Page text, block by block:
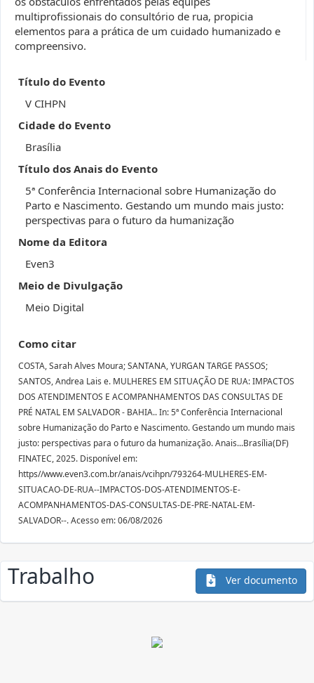
multiprofissionais do consultório de rua, propicia
elementos para a prática de um cuidado humanizado e
compreensivo.
Título do Evento
V CIHPN
Cidade do Evento
Brasília
Título dos Anais do Evento
5ª Conferência Internacional sobre Humanização do
Parto e Nascimento. Gestando um mundo mais justo:
perspectivas para o futuro da humanização
Nome da Editora
Even3
Meio de Divulgação
Meio Digital
Como citar
COSTA, Sarah Alves Moura; SANTANA, YURGAN TARGE PASSOS;
SANTOS, Andrea Lais e. MULHERES EM SITUAÇÃO DE RUA: IMPACTOS
DOS ATENDIMENTOS E ACOMPANHAMENTOS DAS CONSULTAS DE
PRÉ NATAL EM SALVADOR - BAHIA.. In: 5ª Conferência Internacional
sobre Humanização do Parto e Nascimento. Gestando um mundo mais
justo: perspectivas para o futuro da humanização. Anais...Brasília(DF)
FINATEC, 2025. Disponível em:
https//www.even3.com.br/anais/vcihpn/793264-MULHERES-EM-
SITUACAO-DE-RUA--IMPACTOS-DOS-ATENDIMENTOS-E-
ACOMPANHAMENTOS-DAS-CONSULTAS-DE-PRE-NATAL-EM-
SALVADOR--. Acesso em: 06/08/2026
Trabalho Ver documento